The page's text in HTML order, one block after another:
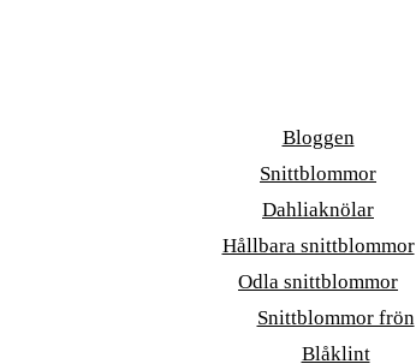
Bloggen
Snittblommor
Dahliaknölar
Hållbara snittblommor
Odla snittblommor
Snittblommor frön
Blåklint